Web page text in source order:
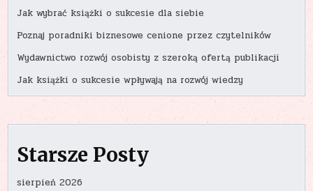
Jak wybrać książki o sukcesie dla siebie
Poznaj poradniki biznesowe cenione przez czytelników
Wydawnictwo rozwój osobisty z szeroką ofertą publikacji
Jak książki o sukcesie wpływają na rozwój wiedzy
Starsze Posty
sierpień 2026